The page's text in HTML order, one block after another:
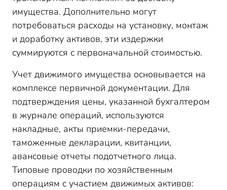
имущества. Дополнительно могут
потребоваться расходы на установку, монтаж
и доработку активов, эти издержки
суммируются с первоначальной стоимостью.
Учет движимого имущества основывается на
комплексе первичной документации. Для
подтверждения цены, указанной бухгалтером
в журнале операций, используются
накладные, акты приемки-передачи,
таможенные декларации, квитанции,
авансовые отчеты подотчетного лица.
Типовые проводки по хозяйственным
операциям с участием движимых активов: